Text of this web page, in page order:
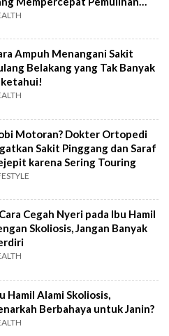
Ampuh Menangani Sakit
Belakang yang Tak Banyak
Motoran? Dokter Ortopedi
Sakit Pinggang dan Saraf
karena Sering Touring
Cegah Nyeri pada Ibu Hamil
Skoliosis, Jangan Banyak
Hamil Alami Skoliosis,
Berbahaya untuk Janin?